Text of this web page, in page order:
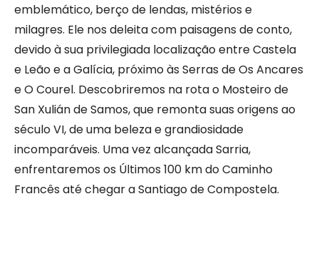
emblemático, berço de lendas, mistérios e
milagres. Ele nos deleita com paisagens de conto,
devido à sua privilegiada localização entre Castela
e Leão e a Galícia, próximo às Serras de Os Ancares
e O Courel. Descobriremos na rota o Mosteiro de
San Xulián de Samos, que remonta suas origens ao
século VI, de uma beleza e grandiosidade
incomparáveis. Uma vez alcançada Sarria,
enfrentaremos os Últimos 100 km do Caminho
Francês até chegar a Santiago de Compostela.